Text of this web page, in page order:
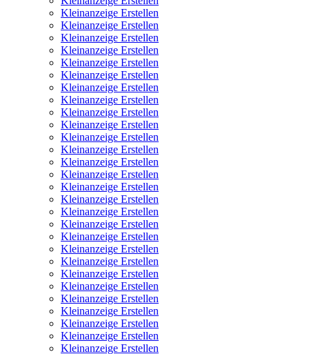
Kleinanzeige Erstellen
Kleinanzeige Erstellen
Kleinanzeige Erstellen
Kleinanzeige Erstellen
Kleinanzeige Erstellen
Kleinanzeige Erstellen
Kleinanzeige Erstellen
Kleinanzeige Erstellen
Kleinanzeige Erstellen
Kleinanzeige Erstellen
Kleinanzeige Erstellen
Kleinanzeige Erstellen
Kleinanzeige Erstellen
Kleinanzeige Erstellen
Kleinanzeige Erstellen
Kleinanzeige Erstellen
Kleinanzeige Erstellen
Kleinanzeige Erstellen
Kleinanzeige Erstellen
Kleinanzeige Erstellen
Kleinanzeige Erstellen
Kleinanzeige Erstellen
Kleinanzeige Erstellen
Kleinanzeige Erstellen
Kleinanzeige Erstellen
Kleinanzeige Erstellen
Kleinanzeige Erstellen
Kleinanzeige Erstellen